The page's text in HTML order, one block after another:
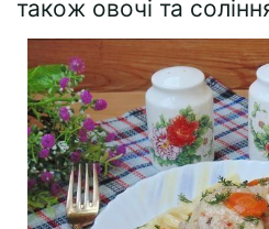
також овочі та